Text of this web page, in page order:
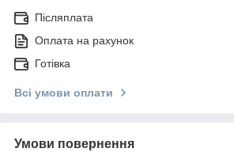
Післяплата
Оплата на рахунок
Готівка
Всі умови оплати
Умови повернення